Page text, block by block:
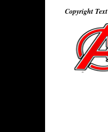
Copyright Text